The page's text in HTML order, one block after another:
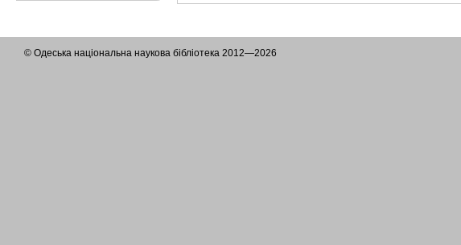
© Одеська національна наукова бібліотека 2012—2026